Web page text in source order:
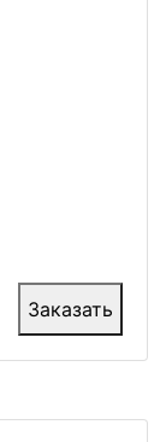
Заказать